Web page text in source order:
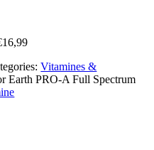
Vitamines &
Earth PRO-A Full Spectrum